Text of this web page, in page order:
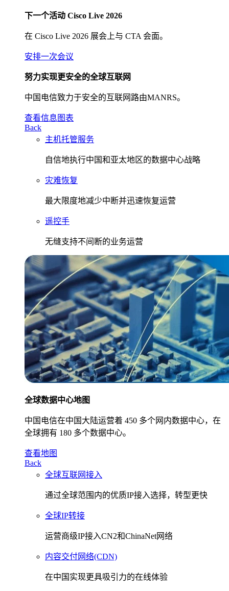
下一个活动 Cisco Live 2026
在 Cisco Live 2026 展会上与 CTA 会面。
安排一次会议
努力实现更安全的全球互联网
中国电信致力于安全的互联网路由MANRS。
查看信息图表
Back
主机托管服务
自信地执行中国和亚太地区的数据中心战略
灾难恢复
最大限度地减少中断并迅速恢复运营
遥控手
无缝支持不间断的业务运营
全球数据中心地图
中国电信在中国大陆运营着 450 多个网内数据中心，在
全球拥有 180 多个数据中心。
查看地图
Back
全球互联网接入
通过全球范围内的优质IP接入选择，转型更快
全球IP转接
运营商级IP接入CN2和ChinaNet网络
内容交付网络(CDN)
在中国实现更具吸引力的在线体验